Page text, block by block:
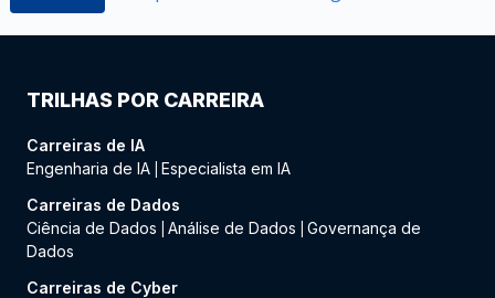
TRILHAS POR CARREIRA
Carreiras de IA
Engenharia de IA Especialista em IA
Carreiras de Dados
Ciência de Dados
Análise de Dados
Governança de
Dados
Carreiras de Cyber